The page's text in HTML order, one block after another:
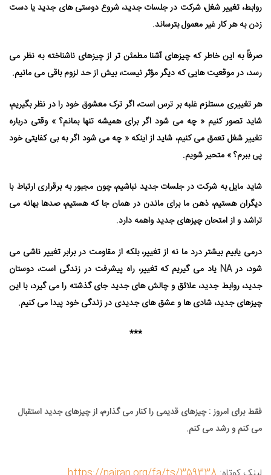
روابط، تغییر شغل، شرکت در جلسات جدید، شروع دوستی⁯ های جدید یا دست
زدن به هر کار غیر معمول بترساند.
صرفاً به این خاطر که چیزهای آشنا مطمئن ⁯تر از چیزهای ناشناخته به نظر می⁯
رسد، در موقعیت⁯ هایی که دیگر مؤثر نیست، بیش از حد لزوم باقی می⁯ مانیم.
هر تغییری مستلزم غلبه بر ترس است، اگر ترک معشوق خود را در نظر بگیریم،
شاید تصور کنیم « چه می ⁯شود اگر برای همیشه تنها بمانم؟ » وقتی درباره
تغییر شغل تعمق می⁯ کنیم، شاید از اینکه « چه می ⁯شود اگر به بی⁯ کفایتی خود
پی ببرم؟ » متحیر شویم.
شاید مایل به شرکت در جلسات جدید نباشیم، چون مجبور به برقراری ارتباط با
دیگران هستیم، ذهن ما برای ماندن در همان جا که هستیم، صدها بهانه می⁯
تراشد و از امتحان چیزهای جدید واهمه دارد.
درمی⁯ یابیم بیشتر درد ما نه از تغییر، بلکه از مقاومت در برابر تغییر ناشی می⁯
شود، درNA یاد می⁯ گیریم که تغییر، راه پیشرفت در زندگی است، دوستان
جدید، روابط جدید، علائق و چالش⁯ های جدید جای گذشته را می ⁯گیرد، با این
چیزهای جدید، شادی⁯ ها و عشق⁯ های جدیدی در زندگی خود پیدا می⁯ کنیم.
***
فقط برای امروز : چیزهای قدیمی را کنار می⁯ گذارم، از چیزهای جدید استقبال
می⁯ کنم و رشد می⁯ کنم.